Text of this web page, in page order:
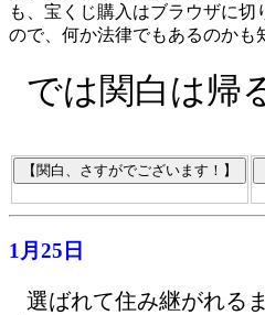
も、宝くじ購入はブラウザに切
ので、何か法律でもあるのかも
では関白は帰
1月25日
選ばれて住み継がれる